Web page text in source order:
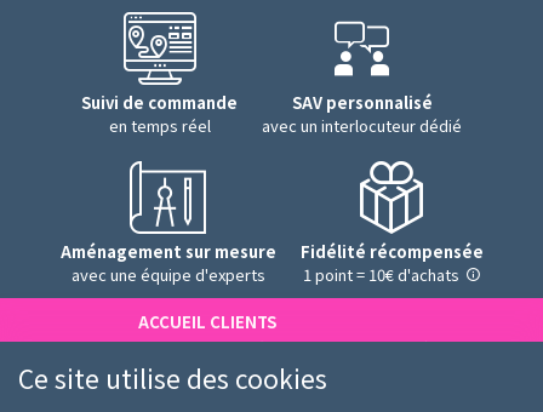
Suivi de commande
en temps réel
SAV personnalisé
avec un interlocuteur dédié
Aménagement sur mesure
avec une équipe d'experts
Fidélité récompensée
1 point = 10€ d'achats
ACCUEIL CLIENTS
lundi > vendredi (8h-12h30 et 13h30-18h)
RECEPTION LIVRAISONS
Ce site utilise des cookies